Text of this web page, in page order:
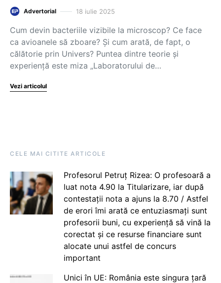
Advertorial 18 iulie 2025
Cum devin bacteriile vizibile la microscop? Ce face
ca avioanele să zboare? Și cum arată, de fapt, o
călătorie prin Univers? Puntea dintre teorie și
experiență este miza „Laboratorului de…
Vezi articolul
CELE MAI CITITE ARTICOLE
Profesorul Petruț Rizea: O profesoară a
luat nota 4.90 la Titularizare, iar după
contestații nota a ajuns la 8.70 / Astfel
de erori îmi arată ce entuziasmați sunt
profesorii buni, cu experiență să vină la
corectat și ce resurse financiare sunt
alocate unui astfel de concurs
important
Unici în UE: România este singura țară